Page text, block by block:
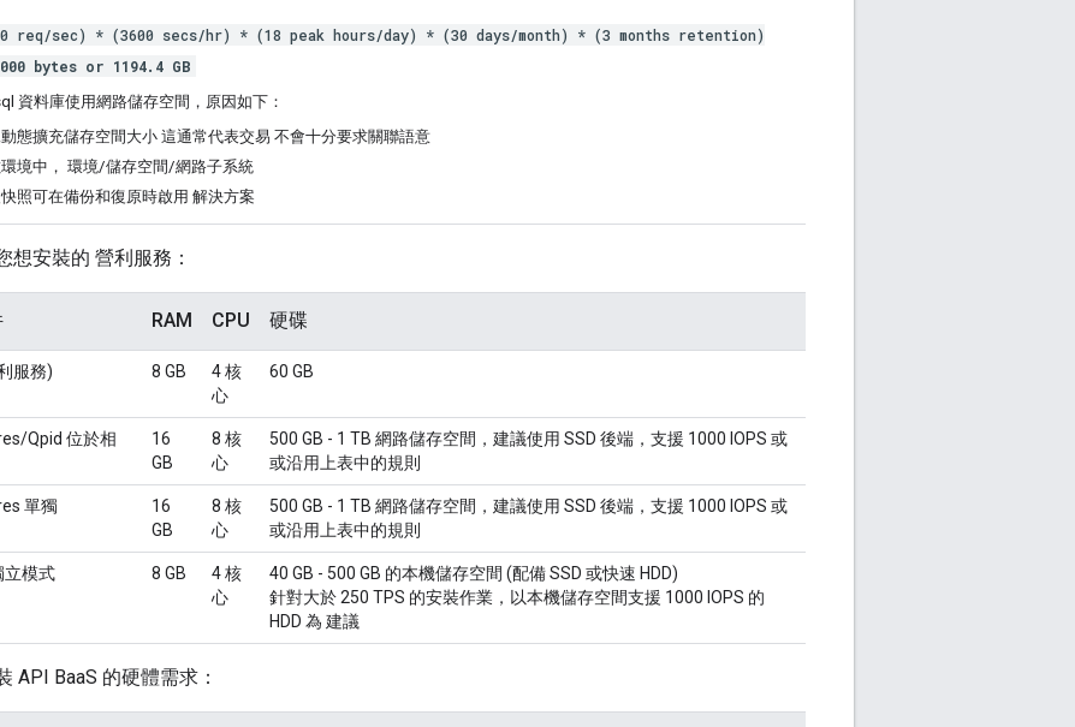
req/sec) * (3600 secs/hr) * (18 peak hours/day) * (30 days/month) * (3 months retention)
bytes or 1194.4 GB
資料庫使用網路儲存空間，原因如下：
態擴充儲存空間大小 這通常代表交易 不會十分要求關聯語意
境中， 環境/儲存空間/網路子系統
照可在備份和復原時啟用 解決方案
想安裝的 營利服務：
RAM CPU 硬碟
服務) 8 GB
4 核
心
60 GB
Qpid 位於相
16
GB
8 核
心
500 GB - 1 TB 網路儲存空間，建議使用 SSD 後端，支援 1000 IOPS 或
或沿用上表中的規則
單獨
16
GB
8 核
心
500 GB - 1 TB 網路儲存空間，建議使用 SSD 後端，支援 1000 IOPS 或
或沿用上表中的規則
立模式 8 GB
4 核
心
40 GB - 500 GB 的本機儲存空間 (配備 SSD 或快速 HDD)
針對大於 250 TPS 的安裝作業，以本機儲存空間支援 1000 IOPS 的
HDD 為 建議
API BaaS 的硬體需求：